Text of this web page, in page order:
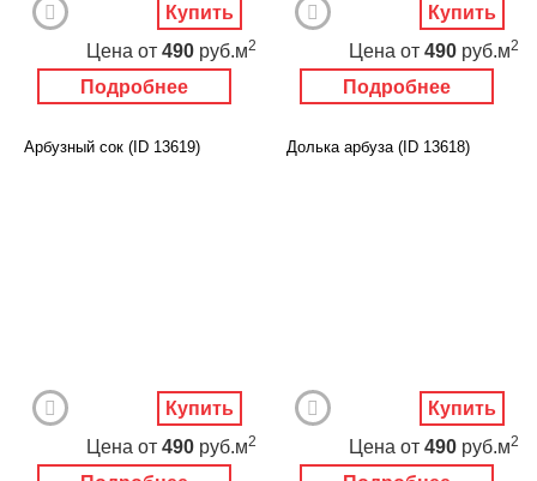
Подробнее
Цена от 490 руб.м2
Купить
Подробнее
Цена от 490 руб.м2
Купить
Арбузный сок (ID 13619)
Цена от 490 руб.м2
Купить
Долька арбуза (ID 13618)
Цена от 490 руб.м2
Купить